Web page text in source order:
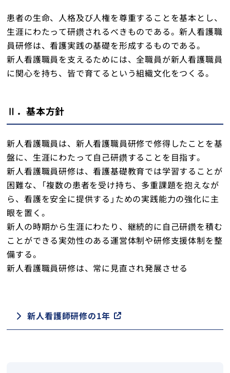
患者の生命、人格及び人権を尊重することを基本とし、
生涯にわたって研鑽されるべきものである。新人看護職
員研修は、看護実践の基礎を形成するものである。
新人看護職員を支えるためには、全職員が新人看護職員
に関心を持ち、皆で育てるという組織文化をつくる。
Ⅱ．基本方針
新人看護職員は、新人看護職員研修で修得したことを基
盤に、生涯にわたって自己研鑽することを目指す。
新人看護職員研修は、看護基礎教育では学習することが
困難な、「複数の患者を受け持ち、多重課題を抱えなが
ら、看護を安全に提供する」ための実践能力の強化に主
眼を置く。
新人の時期から生涯にわたり、継続的に自己研鑽を積む
ことができる実効性のある運営体制や研修支援体制を整
備する。
新人看護職員研修は、常に見直され発展させる
新人看護師研修の1年